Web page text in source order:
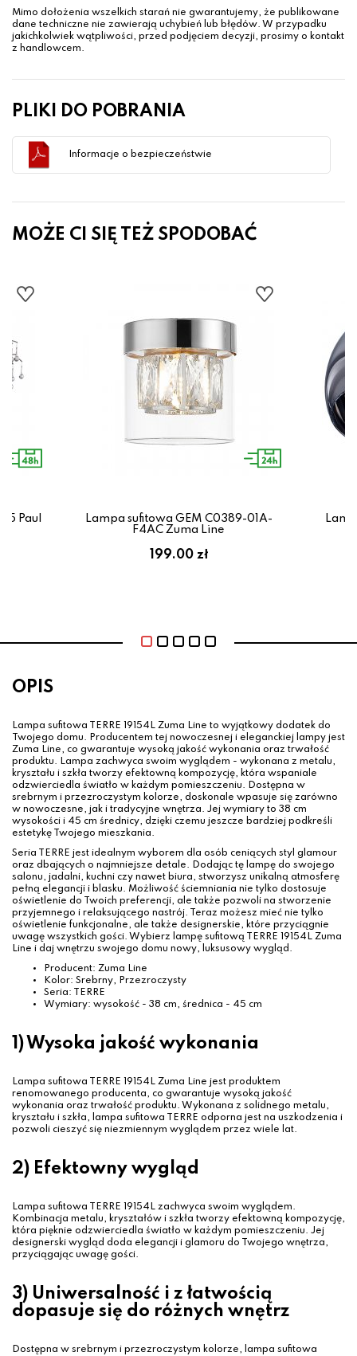
Mimo dołożenia wszelkich starań nie gwarantujemy, że publikowane
dane techniczne nie zawierają uchybień lub błędów. W przypadku
jakichkolwiek wątpliwości, przed podjęciem decyzji, prosimy o kontakt
z handlowcem.
PLIKI DO POBRANIA
Informacje o bezpieczeństwie
MOŻE CI SIĘ TEŻ SPODOBAĆ
Paul
Lampa sufitowa GEM C0389-01A-
F4AC Zuma Line
199.00 zł
OPIS
Lampa sufitowa TERRE 19154L Zuma Line to wyjątkowy dodatek do
Twojego domu. Producentem tej nowoczesnej i eleganckiej lampy jest
Zuma Line, co gwarantuje wysoką jakość wykonania oraz trwałość
produktu. Lampa zachwyca swoim wyglądem - wykonana z metalu,
kryształu i szkła tworzy efektowną kompozycję, która wspaniale
odzwierciedla światło w każdym pomieszczeniu. Dostępna w
srebrnym i przezroczystym kolorze, doskonale wpasuje się zarówno
w nowoczesne, jak i tradycyjne wnętrza. Jej wymiary to 38 cm
wysokości i 45 cm średnicy, dzięki czemu jeszcze bardziej podkreśli
estetykę Twojego mieszkania.
Seria TERRE jest idealnym wyborem dla osób ceniących styl glamour
oraz dbających o najmniejsze detale. Dodając tę lampę do swojego
salonu, jadalni, kuchni czy nawet biura, stworzysz unikalną atmosferę
pełną elegancji i blasku. Możliwość ściemniania nie tylko dostosuje
oświetlenie do Twoich preferencji, ale także pozwoli na stworzenie
przyjemnego i relaksującego nastrój. Teraz możesz mieć nie tylko
oświetlenie funkcjonalne, ale także designerskie, które przyciągnie
uwagę wszystkich gości. Wybierz lampę sufitową TERRE 19154L Zuma
Line i daj wnętrzu swojego domu nowy, luksusowy wygląd.
Producent: Zuma Line
Kolor: Srebrny, Przezroczysty
Seria: TERRE
Wymiary: wysokość - 38 cm, średnica - 45 cm
1) Wysoka jakość wykonania
Lampa sufitowa TERRE 19154L Zuma Line jest produktem
renomowanego producenta, co gwarantuje wysoką jakość
wykonania oraz trwałość produktu. Wykonana z solidnego metalu,
kryształu i szkła, lampa sufitowa TERRE odporna jest na uszkodzenia i
pozwoli cieszyć się niezmiennym wyglądem przez wiele lat.
2) Efektowny wygląd
Lampa sufitowa TERRE 19154L zachwyca swoim wyglądem.
Kombinacja metalu, kryształów i szkła tworzy efektowną kompozycję,
która pięknie odzwierciedla światło w każdym pomieszczeniu. Jej
designerski wygląd doda elegancji i glamoru do Twojego wnętrza,
przyciągając uwagę gości.
3) Uniwersalność i z łatwością
dopasuje się do różnych wnętrz
Dostępna w srebrnym i przezroczystym kolorze, lampa sufitowa